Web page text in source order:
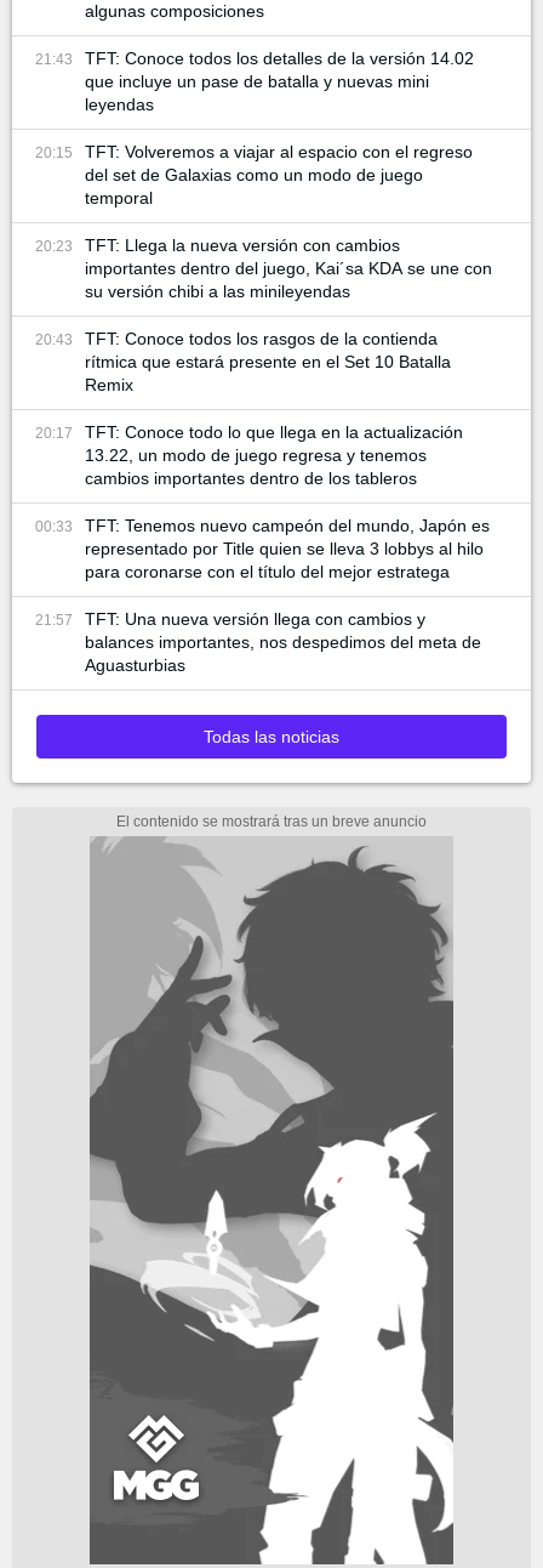
algunas composiciones
21:43
TFT: Conoce todos los detalles de la versión 14.02
que incluye un pase de batalla y nuevas mini
leyendas
20:15
TFT: Volveremos a viajar al espacio con el regreso
del set de Galaxias como un modo de juego
temporal
20:23
TFT: Llega la nueva versión con cambios
importantes dentro del juego, Kai´sa KDA se une con
su versión chibi a las minileyendas
20:43
TFT: Conoce todos los rasgos de la contienda
rítmica que estará presente en el Set 10 Batalla
Remix
20:17
TFT: Conoce todo lo que llega en la actualización
13.22, un modo de juego regresa y tenemos
cambios importantes dentro de los tableros
00:33
TFT: Tenemos nuevo campeón del mundo, Japón es
representado por Title quien se lleva 3 lobbys al hilo
para coronarse con el título del mejor estratega
21:57
TFT: Una nueva versión llega con cambios y
balances importantes, nos despedimos del meta de
Aguasturbias
Todas las noticias